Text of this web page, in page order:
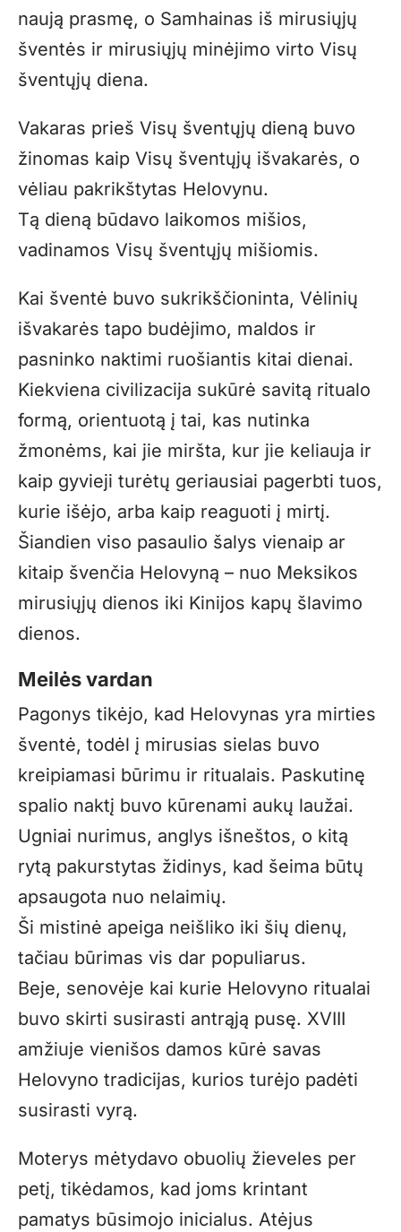
naują prasmę, o Samhainas iš mirusiųjų
šventės ir mirusiųjų minėjimo virto Visų
šventųjų diena.
Vakaras prieš Visų šventųjų dieną buvo
žinomas kaip Visų šventųjų išvakarės, o
vėliau pakrikštytas Helovynu.
Tą dieną būdavo laikomos mišios,
vadinamos Visų šventųjų mišiomis.
Kai šventė buvo sukrikščioninta, Vėlinių
išvakarės tapo budėjimo, maldos ir
pasninko naktimi ruošiantis kitai dienai.
Kiekviena civilizacija sukūrė savitą ritualo
formą, orientuotą į tai, kas nutinka
žmonėms, kai jie miršta, kur jie keliauja ir
kaip gyvieji turėtų geriausiai pagerbti tuos,
kurie išėjo, arba kaip reaguoti į mirtį.
Šiandien viso pasaulio šalys vienaip ar
kitaip švenčia Helovyną – nuo Meksikos
mirusiųjų dienos iki Kinijos kapų šlavimo
dienos.
Meilės vardan
Pagonys tikėjo, kad Helovynas yra mirties
šventė, todėl į mirusias sielas buvo
kreipiamasi būrimu ir ritualais. Paskutinę
spalio naktį buvo kūrenami aukų laužai.
Ugniai nurimus, anglys išneštos, o kitą
rytą pakurstytas židinys, kad šeima būtų
apsaugota nuo nelaimių.
Ši mistinė apeiga neišliko iki šių dienų,
tačiau būrimas vis dar populiarus.
Beje, senovėje kai kurie Helovyno ritualai
buvo skirti susirasti antrąją pusę. XVIII
amžiuje vienišos damos kūrė savas
Helovyno tradicijas, kurios turėjo padėti
susirasti vyrą.
Moterys mėtydavo obuolių žieveles per
petį, tikėdamos, kad joms krintant
pamatys būsimojo inicialus. Atėjus